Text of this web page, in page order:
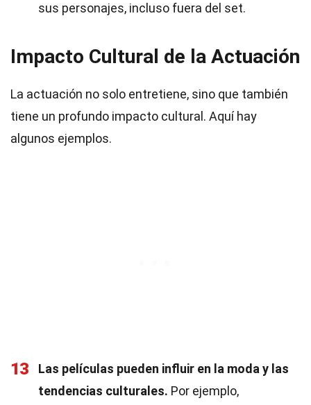
sus personajes, incluso fuera del set.
Impacto Cultural de la Actuación
La actuación no solo entretiene, sino que también
tiene un profundo impacto cultural. Aquí hay
algunos ejemplos.
13
Las películas pueden influir en la moda y las
tendencias culturales. Por ejemplo,